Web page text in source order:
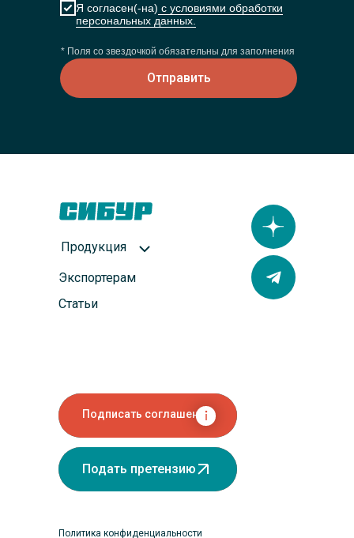
* Поля со звездочкой обязательны для заполнения
Я согласен(-на) с условиями обработки
персональных данных.
Отправить
Подписать соглашение
Подать претензию
Продукция
Политика конфиденциальности
Статьи
Экспортерам